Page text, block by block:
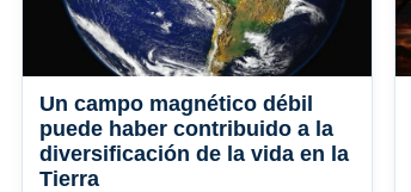
Un campo magnético débil
puede haber contribuido a la
diversificación de la vida en la
Tierra